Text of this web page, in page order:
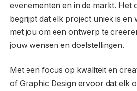
evenementen en in de markt. Het
begrijpt dat elk project uniek is en
met jou om een ontwerp te
jouw wensen en doelstellingen.
Met een focus op kwaliteit en
of Graphic Design ervoor dat elk